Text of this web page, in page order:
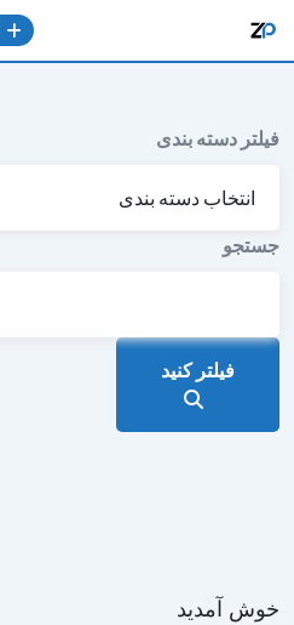
محتوا
فیلتر دسته بندی
جستجو
فیلتر کنید
خوش آمدید